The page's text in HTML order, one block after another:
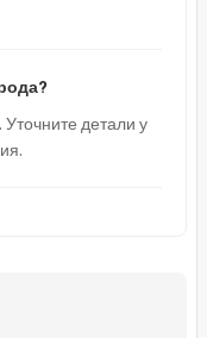
детали у